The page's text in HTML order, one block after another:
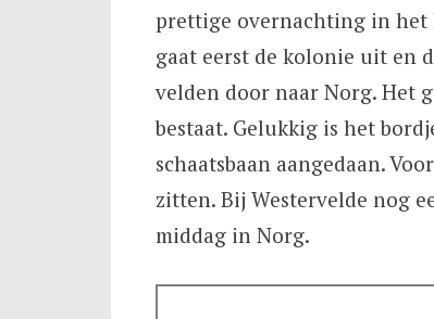
prettige overnachting in het
gaat eerst de kolonie uit en
velden door naar Norg. Het
bestaat. Gelukkig is het
schaatsbaan aangedaan.
zitten. Bij Westervelde nog
middag in Norg.